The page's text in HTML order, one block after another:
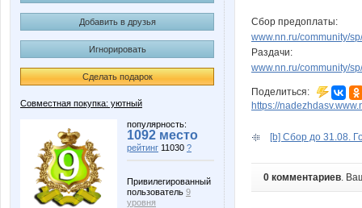
Добавить в друзья
Игнорировать
Сделать подарок
Совместная покупка: уютный
популярность:
1092 место
рейтинг 11030 ?
Привилегированный
пользователь 9
уровня
Сбор предоплаты:
www.nn.ru/community/
Раздачи:
www.nn.ru/community/
Поделиться:
https://
[b] Сбор до 31.08.
0 комментариев.